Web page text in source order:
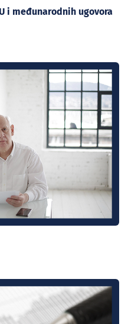
i međunarodnih ugovora